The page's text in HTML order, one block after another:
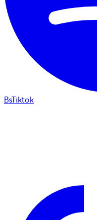
BsTiktok